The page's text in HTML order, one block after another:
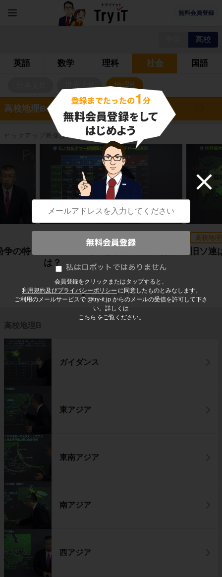
無料会員登録
会員登録をクリックまたはタップすると、
利用規約及びプライバシーポリシー に同意したものとみなします。
ご利用のメールサービスで @try-it.jp からのメールの受信を許可して下さ
い。詳しくは
こちら をご覧ください。
高校
英語 数学 理科 社会 国語
世界史B 地理B
高校地理Bの映像授業
ピックアップ映像授業
争の特
は？
旧ソ
高校地
高校地理B
ガイダンス
東アジア
東南アジア
南アジア
西アジア